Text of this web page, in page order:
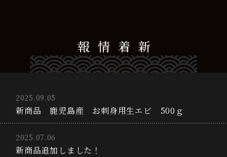
新着情報
2025.09.05
新商品 鹿児島産 お刺身用生エビ 500ｇ
2025.07.06
新商品追加しました！